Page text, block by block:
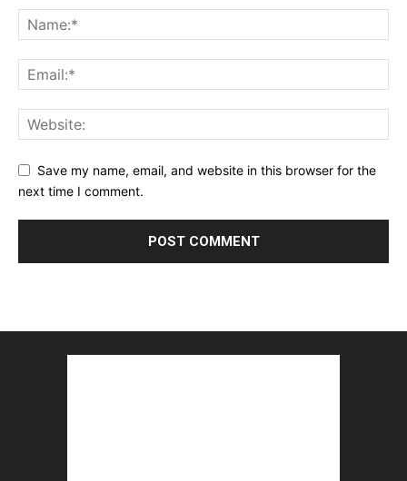
Save my name, email, and website in this browser for the
next time I comment.